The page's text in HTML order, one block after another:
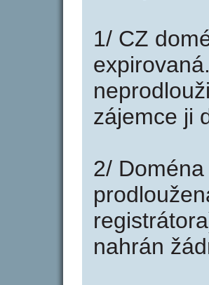
1/ CZ
zájemce ji
2/
nahrán